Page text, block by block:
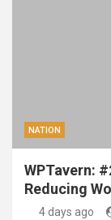
NATION
WPTavern:
Reducing
4 days ago